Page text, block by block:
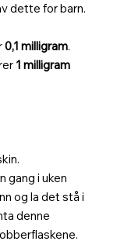
dette for barn.
0,1 milligram.
1 milligram
gang i uken
og la det stå i
denne